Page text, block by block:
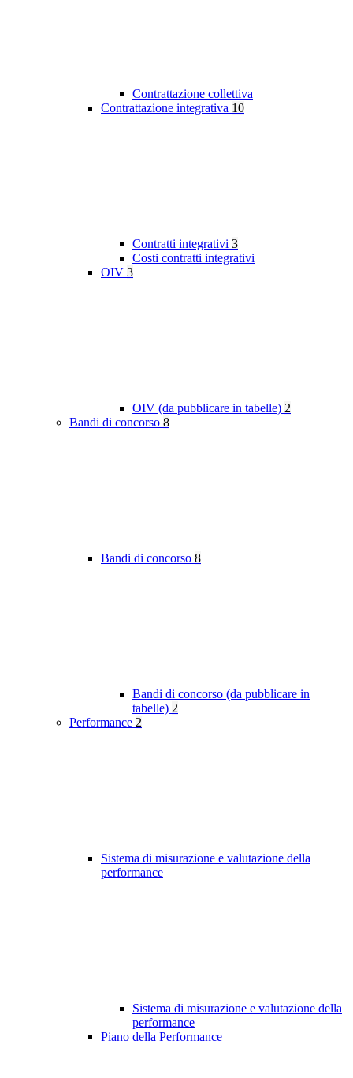
Contrattazione collettiva
Contrattazione integrativa 10
Contratti integrativi 3
Costi contratti integrativi
OIV 3
OIV (da pubblicare in tabelle) 2
Bandi di concorso 8
Bandi di concorso 8
Bandi di concorso (da pubblicare in
tabelle) 2
Performance 2
Sistema di misurazione e valutazione della
performance
Sistema di misurazione e valutazione della
performance
Piano della Performance